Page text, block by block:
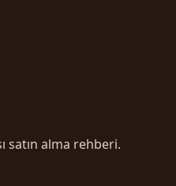
satın alma rehberi.